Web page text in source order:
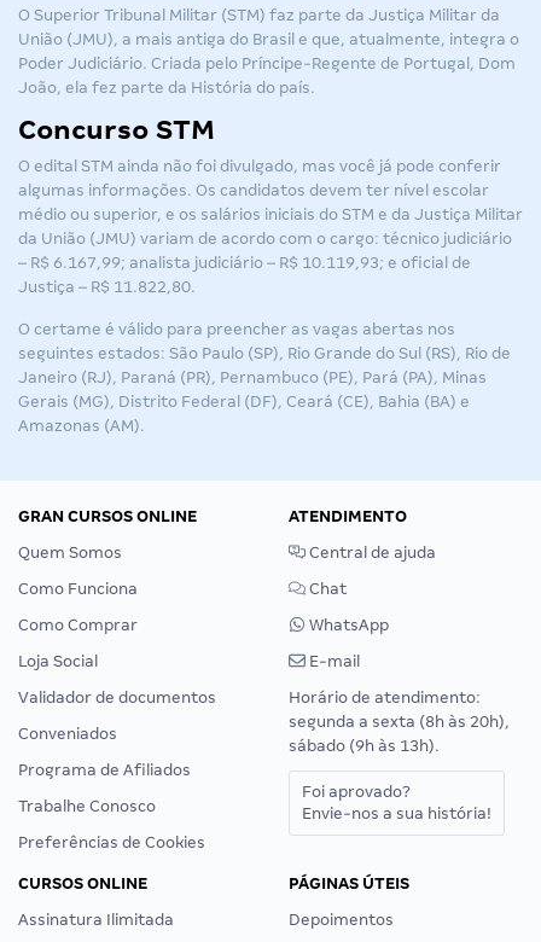
O Superior Tribunal Militar (STM) faz parte da Justiça Militar da
União (JMU), a mais antiga do Brasil e que, atualmente, integra o
Poder Judiciário. Criada pelo Príncipe-Regente de Portugal, Dom
João, ela fez parte da História do país.
Concurso STM
O edital STM ainda não foi divulgado, mas você já pode conferir
algumas informações. Os candidatos devem ter nível escolar
médio ou superior, e os salários iniciais do STM e da Justiça Militar
da União (JMU) variam de acordo com o cargo: técnico judiciário
– R$ 6.167,99; analista judiciário – R$ 10.119,93; e oficial de
Justiça – R$ 11.822,80.
O certame é válido para preencher as vagas abertas nos
seguintes estados: São Paulo (SP), Rio Grande do Sul (RS), Rio de
Janeiro (RJ), Paraná (PR), Pernambuco (PE), Pará (PA), Minas
Gerais (MG), Distrito Federal (DF), Ceará (CE), Bahia (BA) e
Amazonas (AM).
GRAN CURSOS ONLINE
Quem Somos
Como Funciona
Como Comprar
Loja Social
Validador de documentos
Conveniados
Programa de Afiliados
Trabalhe Conosco
Preferências de Cookies
ATENDIMENTO
Central de ajuda
Chat
WhatsApp
E-mail
Horário de atendimento:
segunda a sexta (8h às 20h),
sábado (9h às 13h).
Foi aprovado?
Envie-nos a sua história!
CURSOS ONLINE
Assinatura Ilimitada
PÁGINAS ÚTEIS
Depoimentos